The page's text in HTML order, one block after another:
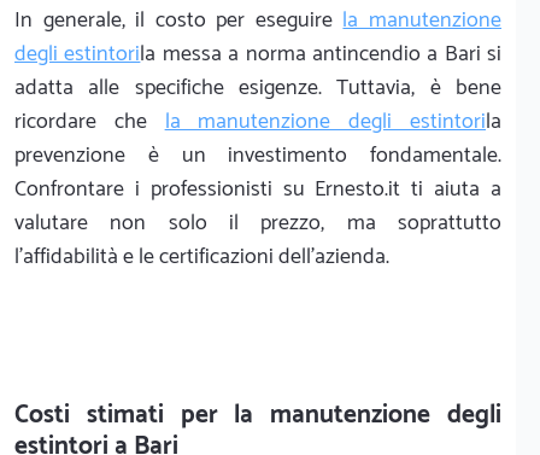
In generale, il costo per eseguirela manutenzione
degli estintorila messa a norma antincendio a Bari si
adatta alle specifiche esigenze. Tuttavia, è bene
ricordare chela manutenzione degli estintorila
prevenzione è un investimento fondamentale.
Confrontare i professionisti su Ernesto.it ti aiuta a
valutare non solo il prezzo, ma soprattutto
l'affidabilità e le certificazioni dell'azienda.
Costi stimati per la manutenzione degli
estintori a Bari